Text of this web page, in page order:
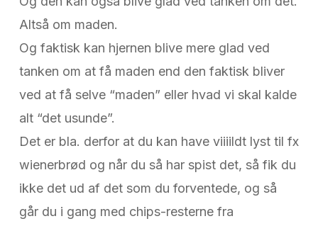
Altså om maden.
Og faktisk kan hjernen blive mere glad ved
tanken om at få maden end den faktisk bliver
ved at få selve “maden” eller hvad vi skal kalde
alt “det usunde”.
Det er bla. derfor at du kan have viiiildt lyst til fx
wienerbrød og når du så har spist det, så fik du
ikke det ud af det som du forventede, og så
går du i gang med chips-resterne fra